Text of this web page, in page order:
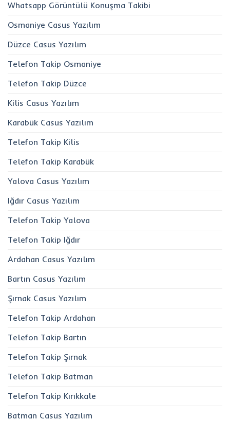
Whatsapp Görüntülü Konuşma Takibi
Osmaniye Casus Yazılım
Düzce Casus Yazılım
Telefon Takip Osmaniye
Telefon Takip Düzce
Kilis Casus Yazılım
Karabük Casus Yazılım
Telefon Takip Kilis
Telefon Takip Karabük
Yalova Casus Yazılım
Iğdır Casus Yazılım
Telefon Takip Yalova
Telefon Takip Iğdır
Ardahan Casus Yazılım
Bartın Casus Yazılım
Şırnak Casus Yazılım
Telefon Takip Ardahan
Telefon Takip Bartın
Telefon Takip Şırnak
Telefon Takip Batman
Telefon Takip Kırıkkale
Batman Casus Yazılım